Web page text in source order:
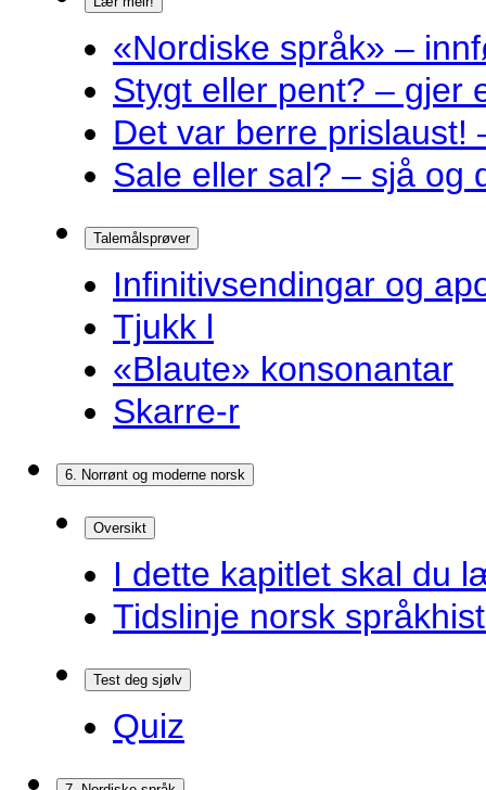
«Nordiske språk» –
Stygt eller pent? – gjer
Det var berre prislaust!
Sale eller sal? – sjå og
Talemålsprøver
Infinitivsendingar og
Tjukk l
«Blaute» konsonantar
Skarre-r
6. Norrønt og moderne norsk
Oversikt
I dette kapitlet skal du
Tidslinje norsk
Test deg sjølv
Quiz